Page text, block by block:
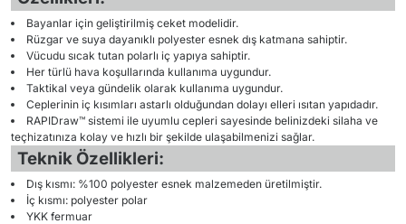
Bayanlar için geliştirilmiş ceket modelidir.
Rüzgar ve suya dayanıklı polyester esnek dış katmana sahiptir.
Vücudu sıcak tutan polarlı iç yapıya sahiptir.
Her türlü hava koşullarında kullanıma uygundur.
Taktikal veya gündelik olarak kullanıma uygundur.
Ceplerinin iç kısımları astarlı olduğundan dolayı elleri ısıtan yapıdadır.
RAPIDraw™ sistemi ile uyumlu cepleri sayesinde belinizdeki silaha ve
teçhizatınıza kolay ve hızlı bir şekilde ulaşabilmenizi sağlar.
Teknik Özellikleri:
Dış kısmı: %100 polyester esnek malzemeden üretilmiştir.
İç kısmı: polyester polar
YKK fermuar